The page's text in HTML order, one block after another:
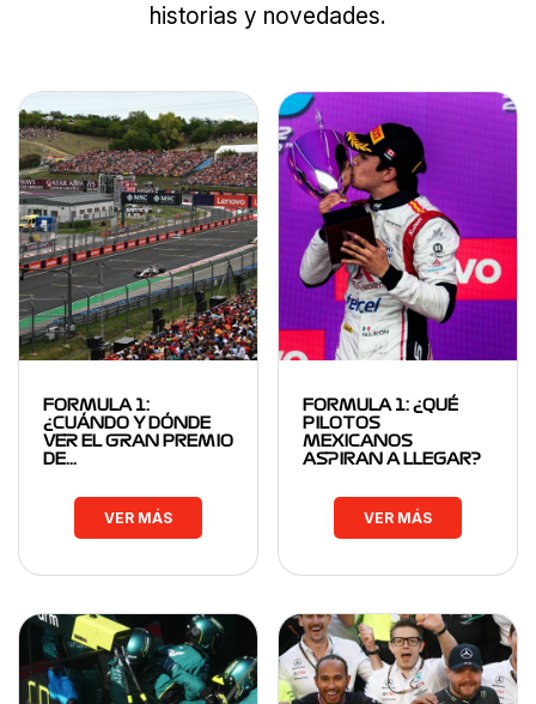
historias y novedades.
FORMULA 1:
¿CUÁNDO Y DÓNDE
VER EL GRAN PREMIO
DE…
VER MÁS
FORMULA 1: ¿QUÉ
PILOTOS
MEXICANOS
ASPIRAN A LLEGAR?
VER MÁS